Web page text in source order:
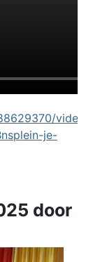
videos/
je-
door